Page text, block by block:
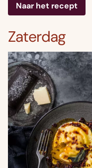
Naar het recept
Zaterdag